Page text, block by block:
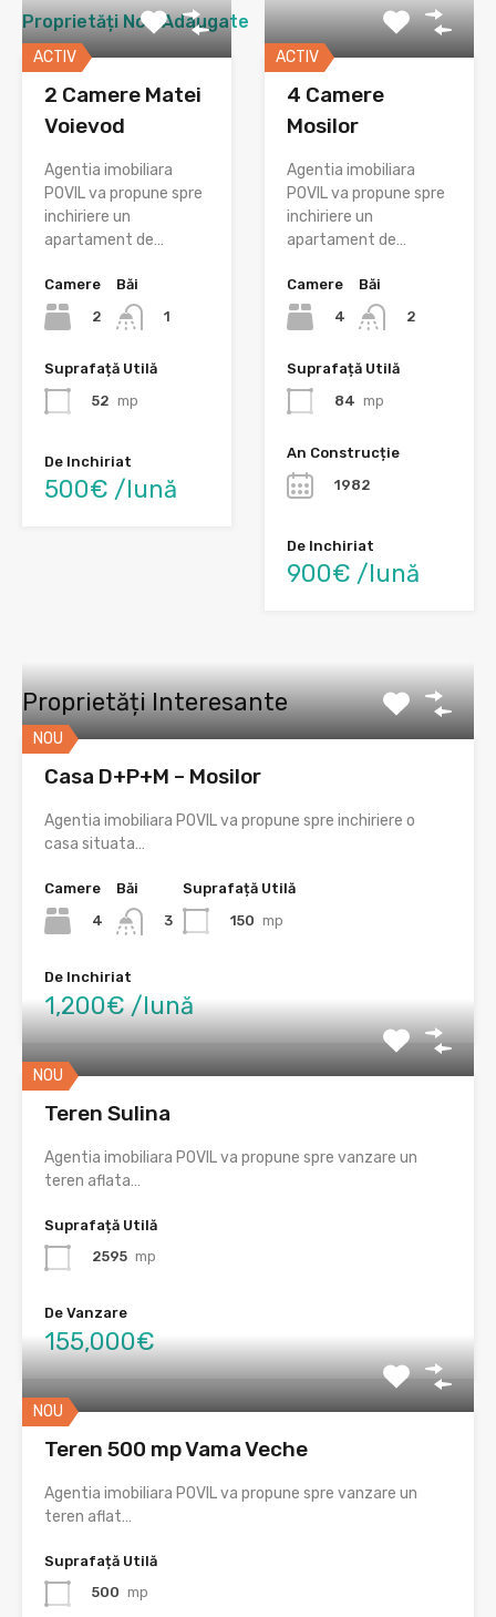
Proprietăți Nou Adaugate
ACTIV
2 Camere Matei
Voievod
Agentia imobiliara
POVIL va propune spre
inchiriere un
apartament de…
Camere
2
Băi
1
Suprafață Utilă
52 mp
De Inchiriat
500€ /lună
ACTIV
4 Camere
Mosilor
Agentia imobiliara
POVIL va propune spre
inchiriere un
apartament de…
Camere
4
Băi
2
Suprafață Utilă
84 mp
An Construcție
1982
De Inchiriat
900€ /lună
Proprietăți Interesante
NOU
Casa D+P+M – Mosilor
Agentia imobiliara POVIL va propune spre inchiriere o
casa situata…
Camere
4
Băi
3
Suprafață Utilă
150 mp
De Inchiriat
1,200€ /lună
NOU
Teren Sulina
Agentia imobiliara POVIL va propune spre vanzare un
teren aflata…
Suprafață Utilă
2595 mp
De Vanzare
155,000€
NOU
Teren 500 mp Vama Veche
Agentia imobiliara POVIL va propune spre vanzare un
teren aflat…
Suprafață Utilă
500 mp